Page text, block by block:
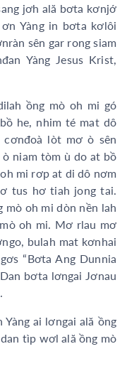
jơh ală bơta kơnjớ
Yàng in bơta kơlôi
sên gar rong siam
Yàng Jesus Krist,
ồng mò oh mi gó
he, nhim té mat dô
lòt mơ ò sên
niam tòm ù do at bồ
mi rơp at di dô nơm
tus hơ tiah jong tai.
mò oh mi dòn nền lah
oh mi. Mơ rlau mơ
bulah mat kơnhai
“Bơta Ang Dunnia
bơta lơngai Jơnau
ai lơngai ală ồng
tìp wơl ală ồng mò